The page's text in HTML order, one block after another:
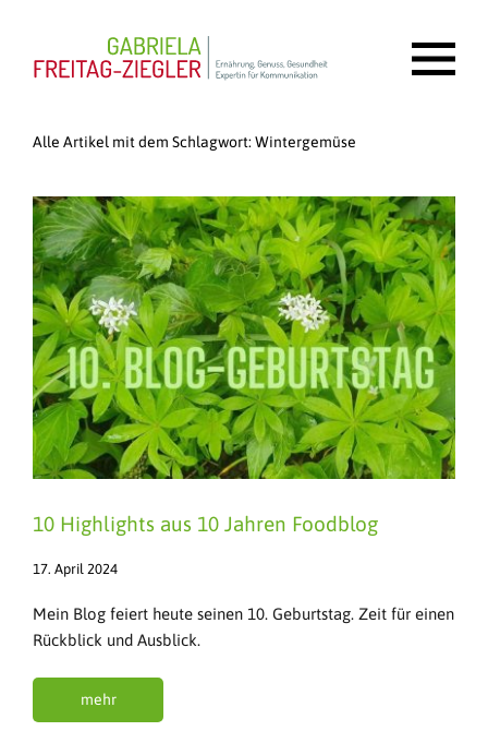
Alle Artikel mit dem Schlagwort: Wintergemüse
10 Highlights aus 10 Jahren Foodblog
17. April 2024
Mein Blog feiert heute seinen 10. Geburtstag. Zeit für einen
Rückblick und Ausblick.
mehr